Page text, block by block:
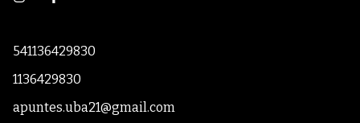
541136429830
1136429830
apuntes.uba21@gmail.com